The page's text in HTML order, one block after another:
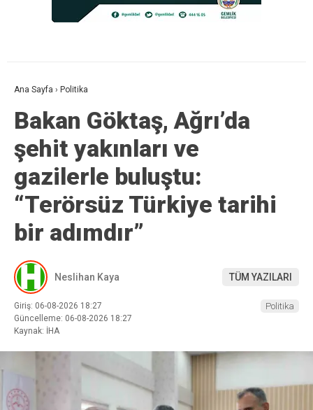
Ana Sayfa › Politika
Bakan Göktaş, Ağrı’da
şehit yakınları ve
gazilerle buluştu:
“Terörsüz Türkiye tarihi
bir adımdır”
Neslihan Kaya TÜM YAZILARI
Giriş: 06-08-2026 18:27
Güncelleme: 06-08-2026 18:27
Kaynak: İHA
Politika